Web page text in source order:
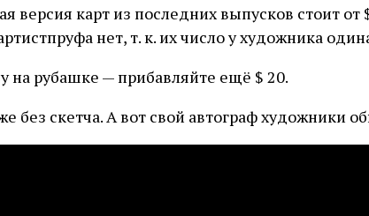
карт из последних выпусков стоит от
нет, т. к. их число у художника
на рубашке — прибавляйте ещё $ 20.
без скетча. А вот свой автограф художники